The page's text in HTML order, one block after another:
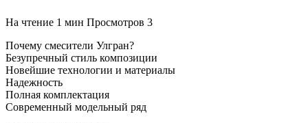
На чтение 1 мин Просмотров 3
Почему смесители Улгран?
Безупречный стиль композиции
Новейшие технологии и материалы
Надежность
Полная комплектация
Современный модельный ряд